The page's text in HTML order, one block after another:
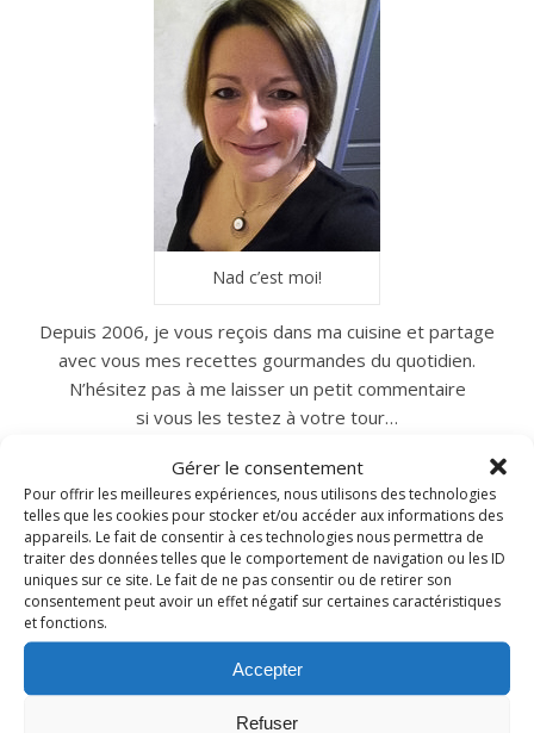
Gérer le consentement
Pour offrir les meilleures expériences, nous utilisons des technologies
telles que les cookies pour stocker et/ou accéder aux informations des
appareils. Le fait de consentir à ces technologies nous permettra de
traiter des données telles que le comportement de navigation ou les ID
uniques sur ce site. Le fait de ne pas consentir ou de retirer son
consentement peut avoir un effet négatif sur certaines caractéristiques
et fonctions.
Accepter
Refuser
Nad c’est moi!
Depuis 2006, je vous reçois dans ma cuisine et partage
avec vous mes recettes gourmandes du quotidien.
N’hésitez pas à me laisser un petit commentaire
si vous les testez à votre tour…
INSTAGRAM
nadcuisine